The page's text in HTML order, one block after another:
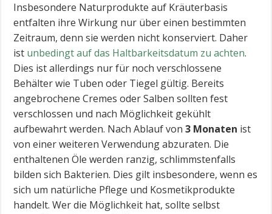
Insbesondere Naturprodukte auf Kräuterbasis
entfalten ihre Wirkung nur über einen bestimmten
Zeitraum, denn sie werden nicht konserviert. Daher
ist unbedingt auf das Haltbarkeitsdatum zu achten.
Dies ist allerdings nur für noch verschlossene
Behälter wie Tuben oder Tiegel gültig. Bereits
angebrochene Cremes oder Salben sollten fest
verschlossen und nach Möglichkeit gekühlt
aufbewahrt werden. Nach Ablauf von3 Monaten ist
von einer weiteren Verwendung abzuraten. Die
enthaltenen Öle werden ranzig, schlimmstenfalls
bilden sich Bakterien. Dies gilt insbesondere, wenn es
sich um natürliche Pflege und Kosmetikprodukte
handelt. Wer die Möglichkeit hat, sollte selbst